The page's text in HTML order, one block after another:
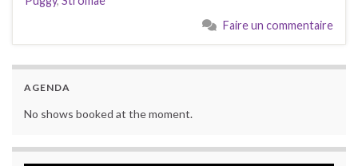
Faire un commentaire
AGENDA
No shows booked at the moment.